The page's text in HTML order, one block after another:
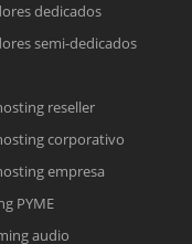
con el enlace a
a la brevedad.
Complete el formulario
sus datos personales.
dedicados
semi-dedicados
reseller
corporativo
empresa
PYME
audio